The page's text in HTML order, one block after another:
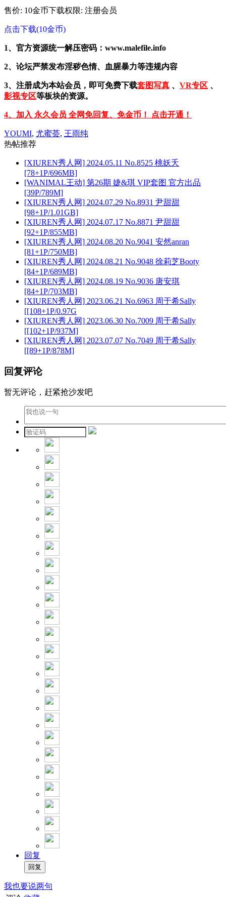
售价: 10金币下载权限: 注册会员
点击下载(10金币)
1、官方资源统一解压密码：www.malefile.info
2、论坛严禁发布淫秽色情、血腥暴力等违规内容
3、注册成为本站会员，即可免费下载套图写真 、 VR专区 、
影视专区等板块的资源。
4、加入 永久会员 全网免回复、免金币！ 点击开通！
YOUMI, 尤蜜荟, 王雨纯
热帖推荐
[XIUREN秀人网] 2024.05.11 No.8525 桃妖夭
[78+1P/696MB]
[WANIMAL王动] 第26期 婕&琪 VIP套图 官方出品
[39P/789M]
[XIUREN秀人网] 2024.07.29 No.8931 尹甜甜
[98+1P/1.01GB]
[XIUREN秀人网] 2024.07.17 No.8871 尹甜甜
[92+1P/855MB]
[XIUREN秀人网] 2024.08.20 No.9041 安然anran
[81+1P/750MB]
[XIUREN秀人网] 2024.08.21 No.9048 徐莉芝Booty
[84+1P/689MB]
[XIUREN秀人网] 2024.08.19 No.9036 唐安琪
[84+1P/703MB]
[XIUREN秀人网] 2023.06.21 No.6963 周于希Sally
[[108+1P/0.97G
[XIUREN秀人网] 2023.06.30 No.7009 周于希Sally
[[102+1P/937M]
[XIUREN秀人网] 2023.07.07 No.7049 周于希Sally
[[89+1P/878M]
回复评论
暂无评论，赶紧抢沙发吧
回复
我也要说两句